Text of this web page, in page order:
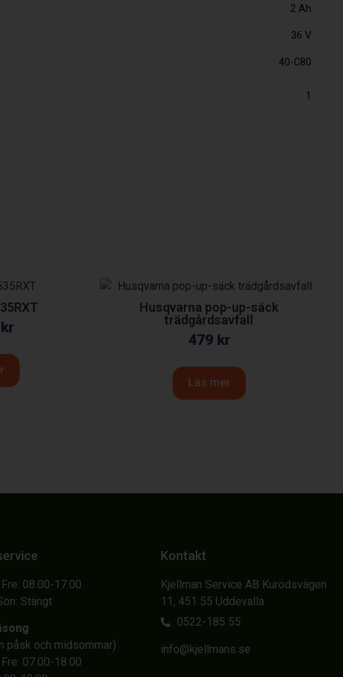
2 Ah
36 V
40-C80
1
kr
Husqvarna pop-up-säck
trädgårdsavfall
479 kr
Läs mer
08.00-17.00
Stängt
påsk och midsommar)
07.00-18.00
Kontakt
Kjellman Service AB Kurödsvägen
11, 451 55 Uddevalla
0522-185 55
info@kjellmans.se